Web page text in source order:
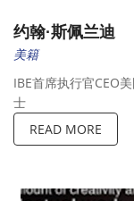
约翰·斯佩兰迪
美籍
IBE首席执行官CEO
士
READ MORE